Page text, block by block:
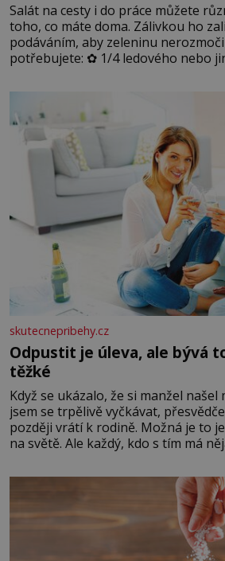
Salát na cesty i do práce můžete
toho, co máte doma. Zálivkou ho
podáváním, aby zeleninu
potřebujete: ✿ 1/4 ledového nebo
okurky ✿ 2 rajčata Zálivka: ✿ 4
lžíci citronové šťávy ✿ ½ stroužku
skutecnepribehy.cz
Odpustit je úleva, ale bývá
těžké
Když se ukázalo, že si manžel
jsem se trpělivě vyčkávat,
později vrátí k rodině. Možná je to
na světě. Ale každý, kdo s tím má
Když se ke mně doneslo, že si